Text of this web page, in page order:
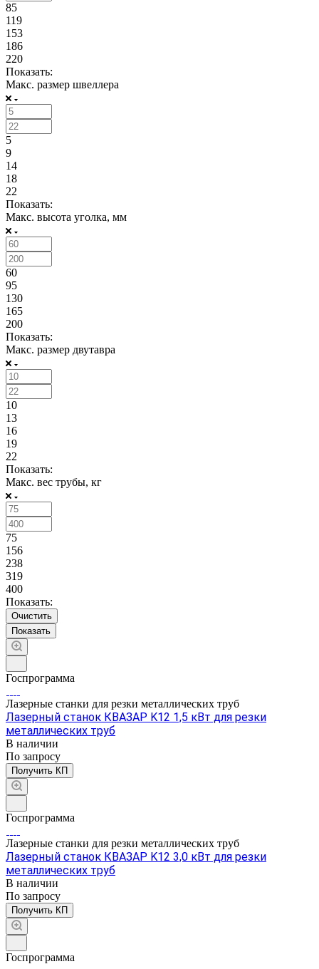
85
119
153
186
220
Показать:
Макс. размер швеллера
5
9
14
18
22
Показать:
Макс. высота уголка, мм
60
95
130
165
200
Показать:
Макс. размер двутавра
10
13
16
19
22
Показать:
Макс. вес трубы, кг
75
156
238
319
400
Показать:
Очистить
Госпрограмма
Лазерные станки для резки металлических труб
Лазерный станок КВАЗАР K12 1,5 кВт для резки
металлических труб
В наличии
По запросу
Получить КП
Госпрограмма
Лазерные станки для резки металлических труб
Лазерный станок КВАЗАР K12 3,0 кВт для резки
металлических труб
В наличии
По запросу
Получить КП
Госпрограмма